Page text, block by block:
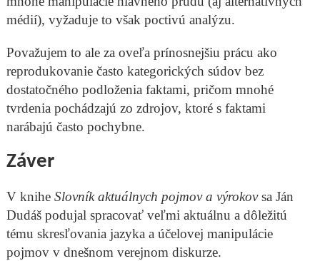
médií), vyžaduje to však poctivú analýzu.
Považujem to ale za oveľa prínosnejšiu prácu ako
reprodukovanie často kategorických súdov bez
dostatočného podloženia faktami, pričom mnohé
tvrdenia pochádzajú zo zdrojov, ktoré s faktami
narábajú často pochybne.
Záver
V knihe Slovník aktuálnych pojmov a výrokovsa Ján
Dudáš podujal spracovať veľmi aktuálnu a dôležitú
tému skresľovania jazyka a účelovej manipulácie
pojmov v dnešnom verejnom diskurze.